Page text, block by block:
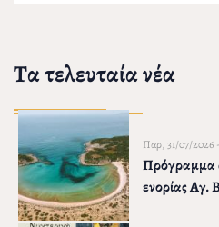
Τα τελευταία νέα
Παρ, 31/07/2026
Πρόγραμμα
ενορίας Αγ.